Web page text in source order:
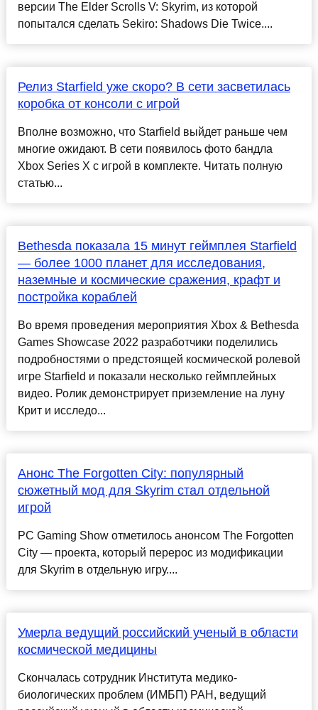
версии The Elder Scrolls V: Skyrim, из которой
попытался сделать Sekiro: Shadows Die Twice....
Релиз Starfield уже скоро? В сети засветилась
коробка от консоли с игрой
Вполне возможно, что Starfield выйдет раньше чем
многие ожидают. В сети появилось фото бандла
Xbox Series X с игрой в комплекте. Читать полную
статью...
Bethesda показала 15 минут геймплея Starfield
— более 1000 планет для исследования,
наземные и космические сражения, крафт и
постройка кораблей
Во время проведения мероприятия Xbox & Bethesda
Games Showcase 2022 разработчики поделились
подробностями о предстоящей космической ролевой
игре Starfield и показали несколько геймплейных
видео. Ролик демонстрирует приземление на луну
Крит и исследо...
Анонс The Forgotten City: популярный
сюжетный мод для Skyrim стал отдельной
игрой
PC Gaming Show отметилось анонсом The Forgotten
City — проекта, который перерос из модификации
для Skyrim в отдельную игру....
Умерла ведущий российский ученый в области
космической медицины
Скончалась сотрудник Института медико-
биологических проблем (ИМБП) РАН, ведущий